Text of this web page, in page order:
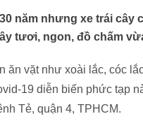
năm nhưng xe trái cây
tươi, ngon, đồ chấm
ăn vặt như xoài lắc, cóc
19 diễn biến phức tạp
Tẻ, quận 4, TPHCM.